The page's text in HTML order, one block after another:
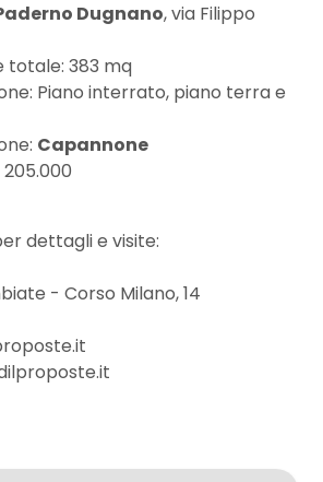
Dugnano, via Filippo
totale: 383 mq
Piano interrato, piano terra e
Capannone
dettagli e visite:
- Corso Milano, 14